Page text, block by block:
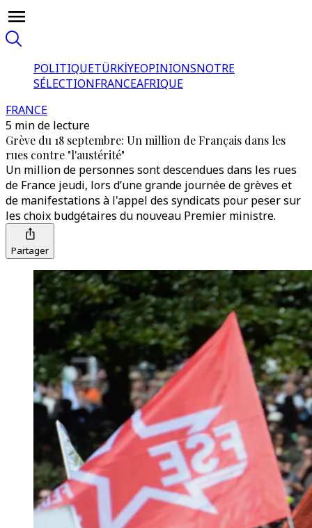
POLITIQUETÜRKİYEOPINIONSNOTRE
SÉLECTIONFRANCEAFRIQUE
FRANCE
5 min de lecture
Grève du 18 septembre: Un million de Français dans les
rues contre "l'austérité"
Un million de personnes sont descendues dans les rues
de France jeudi, lors d’une grande journée de grèves et
de manifestations à l'appel des syndicats pour peser sur
les choix budgétaires du nouveau Premier ministre.
Partager